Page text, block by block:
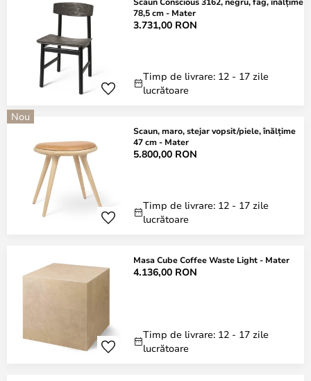
78,5 cm - Mater
3.731,00 RON
Timp de livrare: 12 - 17 zile
lucrătoare
Nou
Scaun, maro, stejar vopsit/piele, înălțime
47 cm - Mater
5.800,00 RON
Timp de livrare: 12 - 17 zile
lucrătoare
Masa Cube Coffee Waste Light - Mater
4.136,00 RON
Timp de livrare: 12 - 17 zile
lucrătoare